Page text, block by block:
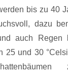
bis zu 40
dazu
auch Regen
25 und 30